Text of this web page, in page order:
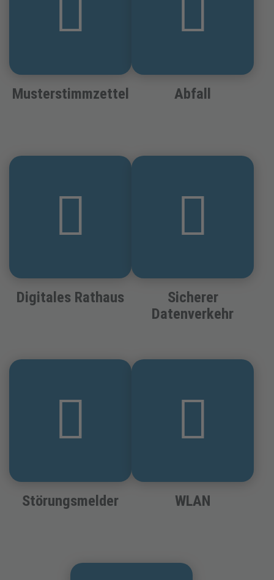
Musterstimmzettel Abfall
Digitales Rathaus
Sicherer
Datenverkehr
Störungsmelder WLAN